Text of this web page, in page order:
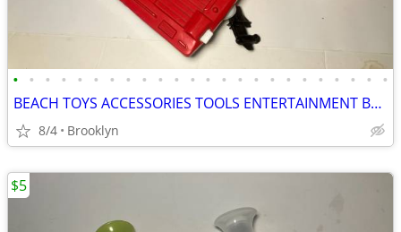
• • • • • • • • • • • • • • • • • • • • • • • •
BEACH TOYS ACCESSORIES TOOLS ENTERTAINMENT BREAKAWAY KIDS OUTDOOR FUN
8/4 Brooklyn
$5